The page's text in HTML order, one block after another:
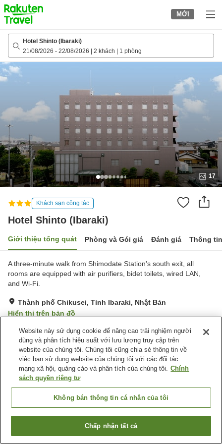
to
top
page
MỚI
Hotel Shinto (Ibaraki)
21/08/2026 - 22/08/2026 2 khách 1 phòng
17
Khách sạn công tác
Hotel Shinto (Ibaraki)
Giới thiệu tổng quát Phòng và Gói giá Đánh giá Thông
A three-minute walk from Shimodate Station's south exit, all
rooms are equipped with air purifiers, bidet toilets, wired LAN,
and Wi-Fi.
Thành phố Chikusei, Tỉnh Ibaraki, Nhật Bản
Hiển thị trên bản đồ
Rất tốt Đánh giá:140 lượt
Tiện nghi chỗ nghỉ
Bãi đỗ xe
Spa / Salon
Máy bán hàng tự động
Trang chủ Nhật Bản Tỉnh Ibaraki
Thành phố Chikusei
Hotel Shinto (Ibaraki)
Tìm phòng trống
Website này sử dụng cookie để nâng cao trải nghiệm người
dùng và phân tích hiệu suất với lưu lượng truy cập trên
website của chúng tôi. Chúng tôi cũng chia sẻ thông tin về
việc bạn sử dụng website của chúng tôi với các đối tác
mạng xã hội, quảng cáo và phân tích của chúng tôi. Chính
sách quyền riêng tư
Không bán thông tin cá nhân của tôi
Chấp nhận tất cả